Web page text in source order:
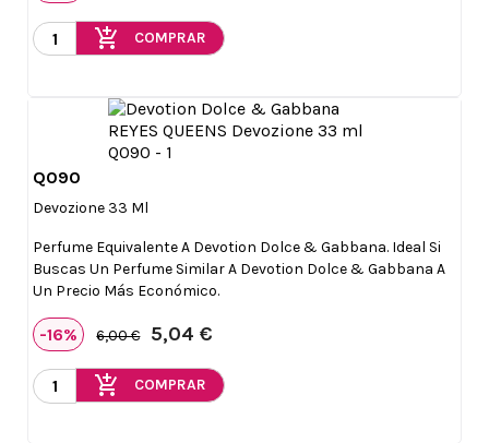
add_shopping_cart COMPRAR
Q090
Devozione 33 Ml
Perfume Equivalente A Devotion Dolce & Gabbana. Ideal Si
Buscas Un Perfume Similar A Devotion Dolce & Gabbana A
Un Precio Más Económico.
-16% 6,00 € 5,04 €
add_shopping_cart COMPRAR